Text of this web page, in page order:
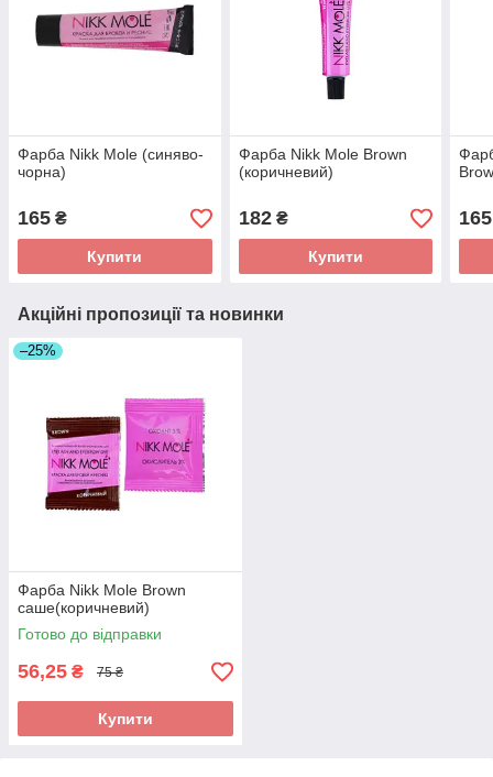
Фарба Nikk Mole (синяво-
чорна)
165 ₴
Купити
Фарба Nikk Mole Brown
(коричневий)
182₴
Купити
165
Акційні пропозиції та новинки
–25%
Фарба Nikk Mole Brown
саше(коричневий)
Готово до відправки
56,25 ₴ 75 ₴
Купити